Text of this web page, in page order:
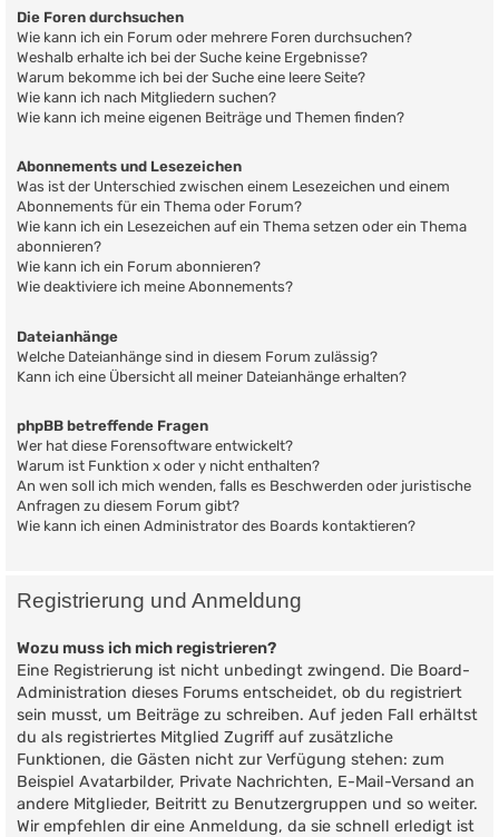
Die Foren durchsuchen
Wie kann ich ein Forum oder mehrere Foren durchsuchen?
Weshalb erhalte ich bei der Suche keine Ergebnisse?
Warum bekomme ich bei der Suche eine leere Seite?
Wie kann ich nach Mitgliedern suchen?
Wie kann ich meine eigenen Beiträge und Themen finden?
Abonnements und Lesezeichen
Was ist der Unterschied zwischen einem Lesezeichen und einem
Abonnements für ein Thema oder Forum?
Wie kann ich ein Lesezeichen auf ein Thema setzen oder ein Thema
abonnieren?
Wie kann ich ein Forum abonnieren?
Wie deaktiviere ich meine Abonnements?
Dateianhänge
Welche Dateianhänge sind in diesem Forum zulässig?
Kann ich eine Übersicht all meiner Dateianhänge erhalten?
phpBB betreffende Fragen
Wer hat diese Forensoftware entwickelt?
Warum ist Funktion x oder y nicht enthalten?
An wen soll ich mich wenden, falls es Beschwerden oder juristische
Anfragen zu diesem Forum gibt?
Wie kann ich einen Administrator des Boards kontaktieren?
Registrierung und Anmeldung
Wozu muss ich mich registrieren?
Eine Registrierung ist nicht unbedingt zwingend. Die Board-
Administration dieses Forums entscheidet, ob du registriert
sein musst, um Beiträge zu schreiben. Auf jeden Fall erhältst
du als registriertes Mitglied Zugriff auf zusätzliche
Funktionen, die Gästen nicht zur Verfügung stehen: zum
Beispiel Avatarbilder, Private Nachrichten, E-Mail-Versand an
andere Mitglieder, Beitritt zu Benutzergruppen und so weiter.
Wir empfehlen dir eine Anmeldung, da sie schnell erledigt ist